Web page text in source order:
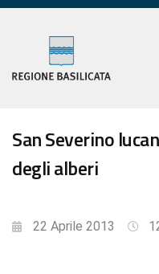
San Severino
degli alberi
22 Aprile 2013